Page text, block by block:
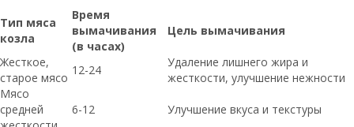
Тип мяса
козла
Время
вымачивания
(в часах)
Цель вымачивания
Жесткое,
старое мясо
12-24
Удаление лишнего жира и
жесткости, улучшение нежности
Мясо
средней
6-12 Улучшение вкуса и текстуры